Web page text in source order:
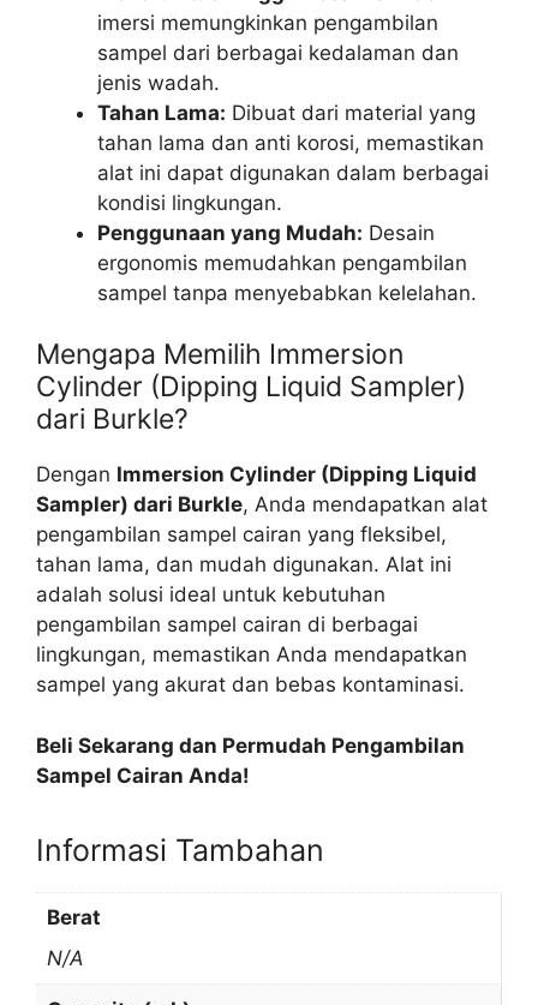
imersi memungkinkan pengambilan
sampel dari berbagai kedalaman dan
jenis wadah.
Tahan Lama: Dibuat dari material yang
tahan lama dan anti korosi, memastikan
alat ini dapat digunakan dalam berbagai
kondisi lingkungan.
Penggunaan yang Mudah: Desain
ergonomis memudahkan pengambilan
sampel tanpa menyebabkan kelelahan.
Mengapa Memilih Immersion
Cylinder (Dipping Liquid Sampler)
dari Burkle?
Dengan Immersion Cylinder (Dipping Liquid
Sampler) dari Burkle, Anda mendapatkan alat
pengambilan sampel cairan yang fleksibel,
tahan lama, dan mudah digunakan. Alat ini
adalah solusi ideal untuk kebutuhan
pengambilan sampel cairan di berbagai
lingkungan, memastikan Anda mendapatkan
sampel yang akurat dan bebas kontaminasi.
Beli Sekarang dan Permudah Pengambilan
Sampel Cairan Anda!
Informasi Tambahan
Berat
N/A